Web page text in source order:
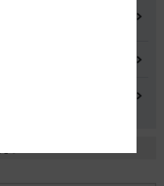
工不良に関する調査委員
関する検討会
管理検討委員会